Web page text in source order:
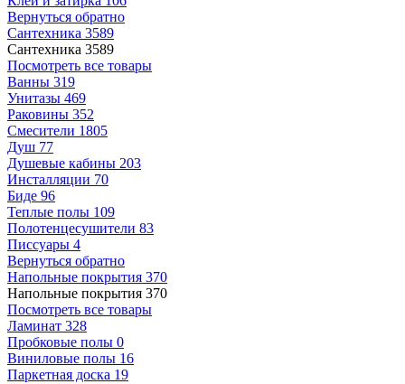
Вернуться обратно
Сантехника 3589
Сантехника 3589
Посмотреть все товары
Ванны 319
Унитазы 469
Раковины 352
Смесители 1805
Душ 77
Душевые кабины 203
Инсталляции 70
Биде 96
Теплые полы 109
Полотенцесушители 83
Писсуары 4
Вернуться обратно
Напольные покрытия 370
Напольные покрытия 370
Посмотреть все товары
Ламинат 328
Пробковые полы 0
Виниловые полы 16
Паркетная доска 19